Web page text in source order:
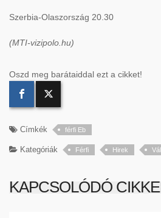
Szerbia-Olaszország 20.30
(MTI-vizipolo.hu)
Oszd meg barátaiddal ezt a cikket!
Címkék férfi Eb
Kategóriák Férfi Hirek
KAPCSOLÓDÓ